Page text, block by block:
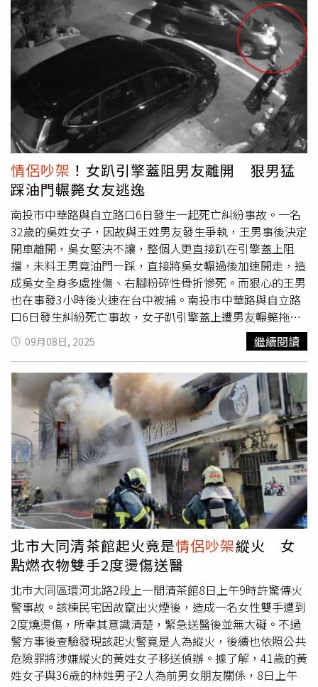
歡你，就算你老公死了，我也是愛你愛到快要死了啊！」超
勁爆對談在社群上掀起大量討論，貼文分享數不只突破11萬
次，觀看數更飆升至340萬次，網友直呼「超好聽」，而這
正是Disney+ 精心策劃的沉浸式行銷活動。全智賢火車座位
被放置炸彈，姜棟元溫柔暖舉讓觀眾臉紅心跳。（圖／
Disney+提供）《暴風圈》劇情聚焦政治權謀與禁忌戀情的
危險交織，其中一幕火車場景，全智賢的火車座位下遭人設
置炸彈，只要一移動便會爆炸，姜棟元便提出「我和你交換
位子」的請求，於是全智賢以坐對方大腿的方式貼身移動，
姜棟元更在過程中不斷溫柔安慰，最終驚險脫困的場面在視
覺與動作效果上更令人驚呼連連，堪比好萊塢大型特效片。
編劇丁瑞慶坦言從一開始寫劇本時，她心目中的女主角完美
人選就是全智賢，「我無法想像其他女演員接下這個角色，
聞柱是很孤獨的角色，但一邊看著全智賢表演，我很慶幸她
最後願意接演，真的時刻充滿感激」，而後又知道姜棟元願
意接下白山湖的角色，更讓她極度興奮，直呼「像是中了樂
透彩頭獎！」同時分享要詮釋白山湖對演員來說可能是一個
挑戰，「你可以看到他的冷酷與溫柔並存、以及他成熟卻又
充滿稚嫩男孩子氣的一面」。
情侶吵架 ！女趴引擎蓋阻男友離開 狠男猛
踩油門輾斃女友逃逸
南投市中華路與自立路口6日發生一起死亡糾紛事故。一名
32歲的吳姓女子，因故與王姓男友發生爭執，王男事後決定
開車離開，吳女堅決不讓，整個人更直接趴在引擎蓋上阻
擋，未料王男竟油門一踩，直接將吳女輾過後加速開走，造
成吳女全身多處挫傷、右腳粉碎性骨折慘死。而狠心的王男
也在事發3小時後火速在台中被捕。南投市中華路與自立路
口6日發生糾紛死亡事故，女子趴引擎蓋上遭男友輾斃拖行
亡。(圖／翻攝畫面)警方獲報，6日晚間中華路與自立路口
疑似有男女糾紛。不過當警方趕到現場時，僅發現倒在路口
無生命跡象的吳女，其身上還有明顯車輛輾壓痕跡，緊急先
將人送醫急救，惟吳女仍因傷勢過重，緊急送醫後仍不幸不
治。據了解，43歲的王姓男子與吳女2人為男女朋友關係，
2人才剛交往一個多月，平時收入不穩定，多依靠打零工維
生。孰料6日晚間2人因細故爆發口角衝突，王男一氣之下直
接開車離去，吳女見狀立即攔阻，更整個人直接趴在引擎蓋
上，試圖阻止王男離去，但王男卻不顧趴在引擎蓋上的吳
女，直接踩油門加速離去，造成吳女當場被拖行輾壓。警方
隨後調閱監視器畫面後，也在案發3小時後於台中市公園路
將王男逮捕到案，同時扣留涉案自小客車，發現王男所駕駛
車輛底部留有吳女殘破衣物與毛髮。王男事後供稱，當時感
覺到有輾到東西，但因只想離開現場，並未下車查看，全案
後續也依照殺人罪嫌移送地檢署偵辦，南投地檢署聲押獲
准。
09月08日, 2025 繼續閱讀
北市大同清茶館起火竟是情侶吵架縱火 女
點燃衣物雙手2度燙傷送醫
北市大同區環河北路2段上一間清茶館8日上午9時許驚傳火
警事故。該棟民宅因故竄出火煙後，造成一名女性雙手遭到
2度燒燙傷，所幸其意識清楚，緊急送醫後並無大礙。不過
警方事後查驗發現該起火警竟是人為縱火，後續也依照公共
危險罪將涉嫌縱火的黃姓女子移送偵辦。據了解，41歲的黃
姓女子與36歲的林姓男子2人為前男女朋友關係，8日上午